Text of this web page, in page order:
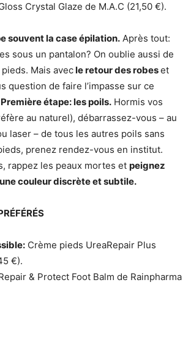
Crystal Glaze de M.A.C (21,50 €).
souvent la case épilation. Après tout:
sous un pantalon? On oublie aussi de
Mais avecle retour des robeset
question de faire l’impasse sur ce
Première étape: les poils. Hormis vos
au naturel), débarrassez-vous – au
laser – de tous les autres poils sans
prenez rendez-vous en institut.
rappez les peaux mortes et peignez
couleur discrète et subtile.
Crème pieds UreaRepair Plus
€).
& Protect Foot Balm de Rainpharma